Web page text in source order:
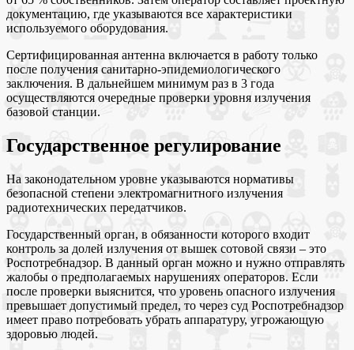
документацию, где указываются все характеристики
используемого оборудования.
Сертифицированная антенна включается в работу только
после получения санитарно-эпидемиологического
заключения. В дальнейшем минимум раз в 3 года
осуществляются очередные проверки уровня излучения
базовой станции.
Государственное регулирование
На законодательном уровне указываются нормативы
безопасной степени электромагнитного излучения
радиотехнических передатчиков.
Государственный орган, в обязанности которого входит
контроль за долей излучения от вышек сотовой связи – это
Роспотребнадзор. В данный орган можно и нужно отправлять
жалобы о предполагаемых нарушениях операторов. Если
после проверки выяснится, что уровень опасного излучения
превышает допустимый предел, то через суд Роспотребнадзор
имеет право потребовать убрать аппаратуру, угрожающую
здоровью людей.